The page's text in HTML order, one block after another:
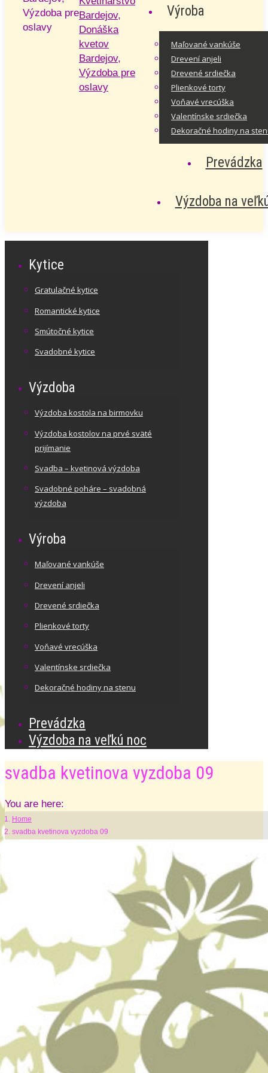
Výzdoba pre
oslavy
Výroba
Maľované vankúše
Drevení anjeli
Drevené srdiečka
Plienkové torty
Voňavé vrecúška
Valentínske srdiečka
Dekoračné hodiny na
Prevádzka
Výzdoba na
Kytice
Gratulačné kytice
Romantické kytice
Smútočné kytice
Svadobné kytice
Výzdoba
Výzdoba kostola na birmovku
Výzdoba kostolov na prvé sväté
prijímanie
Svadba – kvetinová výzdoba
Svadobné poháre – svadobná
výzdoba
Výroba
Maľované vankúše
Drevení anjeli
Drevené srdiečka
Plienkové torty
Voňavé vrecúška
Valentínske srdiečka
Dekoračné hodiny na stenu
Prevádzka
Výzdoba na veľkú noc
svadba kvetinova vyzdoba 09
You are here:
Home
svadba kvetinova vyzdoba 09